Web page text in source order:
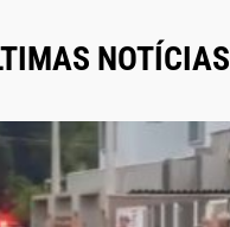
NOTÍCIAS